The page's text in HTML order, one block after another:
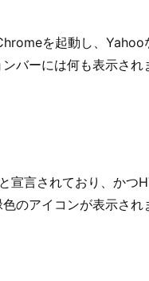
を起動し、
バーには何も表示され
宣言されており、かつ
のアイコンが表示され